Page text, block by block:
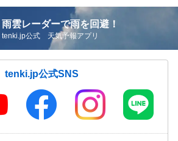
雨雲レーダーで雨を回避！
tenki.jp公式 天気予報アプリ
tenki.jp公式SNS